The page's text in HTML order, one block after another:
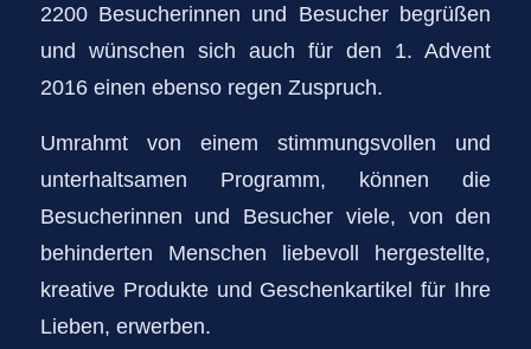
2200 Besucherinnen und Besucher begrüßen
und wünschen sich auch für den 1. Advent
2016 einen ebenso regen Zuspruch.
Umrahmt von einem stimmungsvollen und
unterhaltsamen Programm, können die
Besucherinnen und Besucher viele, von den
behinderten Menschen liebevoll hergestellte,
kreative Produkte und Geschenkartikel für Ihre
Lieben, erwerben.